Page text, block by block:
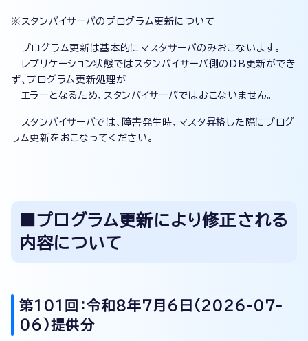
※スタンバイサーバのプログラム更新について
プログラム更新は基本的にマスタサーバのみおこないます。
レプリケーション状態ではスタンバイサーバ側のDB更新ができ
ず、プログラム更新処理が
エラーとなるため、スタンバイサーバではおこないません。
スタンバイサーバでは、障害発生時、マスタ昇格した際にプログ
ラム更新をおこなってください。
■プログラム更新により修正される
内容について
第101回：令和8年7月6日(2026-07-
06 )提供分